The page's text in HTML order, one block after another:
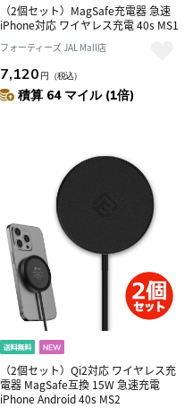
（2個セット）MagSafe充電器 急速
iPhone対応 ワイヤレス充電 40s MS1
フォーティーズ JAL Mall店
7,120 円 （税込）
積算 64 マイル (1倍)
（2個セット）Qi2対応 ワイヤレス充
電器 MagSafe互換 15W 急速充電
iPhone Android 40s MS2